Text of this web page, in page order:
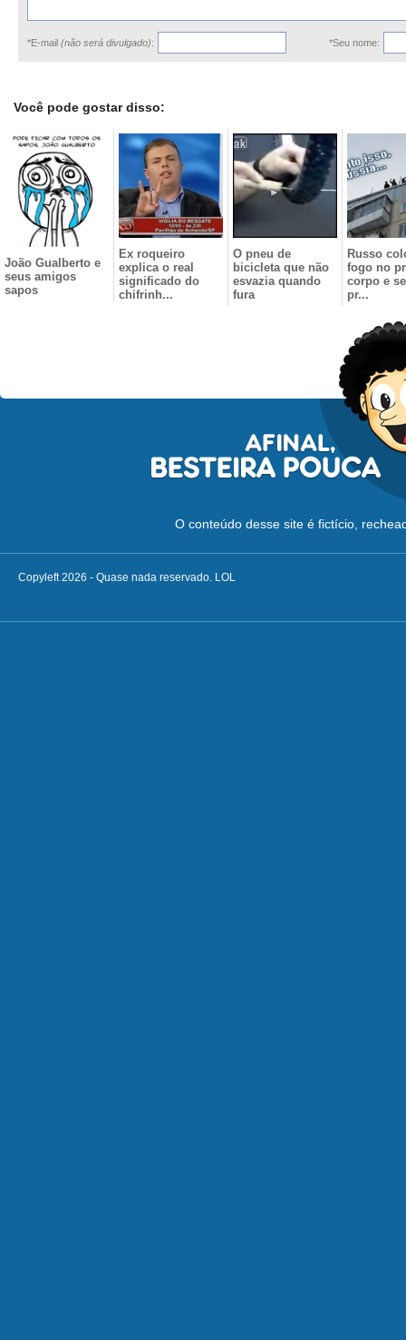
*E-mail (não será divulgado): *Seu nome:
Você pode gostar disso:
João Gualberto e
seus amigos
sapos
Ex roqueiro
explica o real
significado do
chifrinh...
O pneu de
bicicleta que não
esvazia quando
fura
Russo
fogo no
corpo e
pr...
O conteúdo desse site é fictício,
Copyleft 2026 - Quase nada reservado. LOL